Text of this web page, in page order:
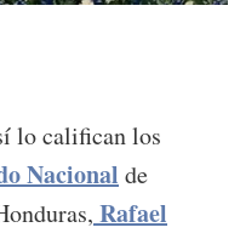
lo califican los
Nacional de
Rafael